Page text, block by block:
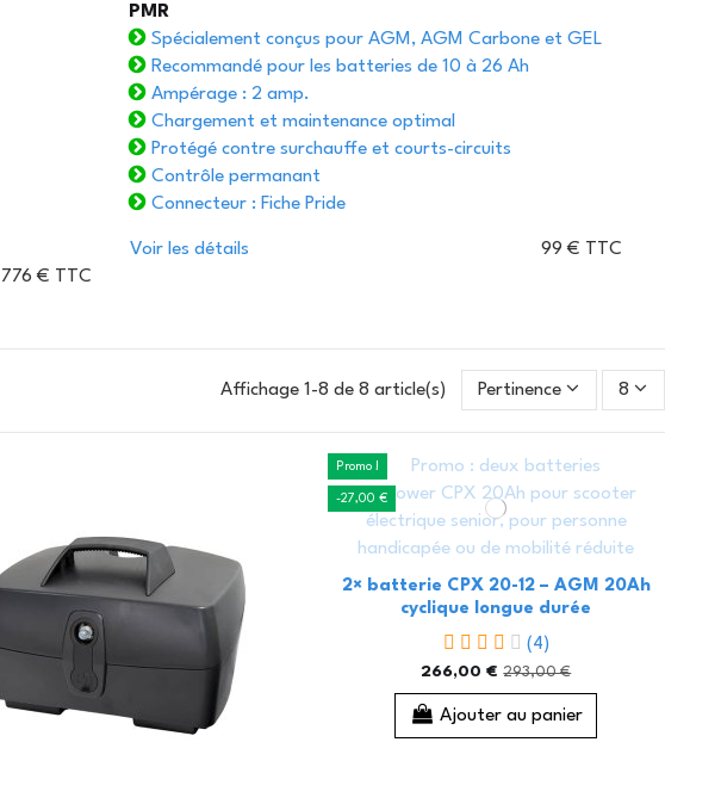
776 € TTC
PMR
Spécialement conçus pour AGM, AGM Carbone et GEL
Recommandé pour les batteries de 10 à 26 Ah
Ampérage : 2 amp.
Chargement et maintenance optimal
Protégé contre surchauffe et courts-circuits
Contrôle permanant
Connecteur : Fiche Pride
Voir les détails 99 € TTC
Affichage 1-8 de 8 article(s) Pertinence 8
Promo !
-27,00 €
2× batterie CPX 20-12 – AGM 20Ah
cyclique longue durée
(4)
266,00 €293,00 €
Ajouter au panier